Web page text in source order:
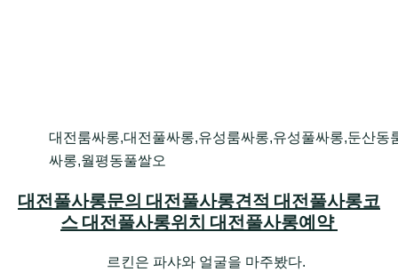
대전룸싸롱,대전풀싸롱,유성룸싸롱,유성풀싸롱,둔산동
싸롱,월평동풀쌀오
대전풀사롱문의 대전풀사롱견적 대전풀사롱코
스 대전풀사롱위치 대전풀사롱예약
르킨은 파샤와 얼굴을 마주봤다.